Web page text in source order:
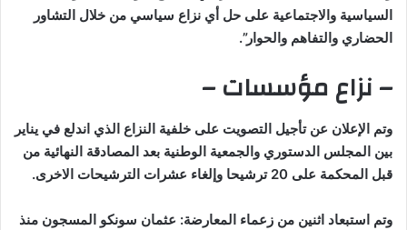
السياسية والاجتماعية على حل أي نزاع سياسي من خلال التشاور
الحضاري والتفاهم والحوار”.
– نزاع مؤسسات –
وتم الإعلان عن تأجيل التصويت على خلفية النزاع الذي اندلع في يناير
بين المجلس الدستوري والجمعية الوطنية بعد المصادقة النهائية من
قبل المحكمة على 20 ترشيحا وإلغاء عشرات الترشيحات الاخرى.
وتم استبعاد اثنين من زعماء المعارضة: عثمان سونكو المسجون منذ